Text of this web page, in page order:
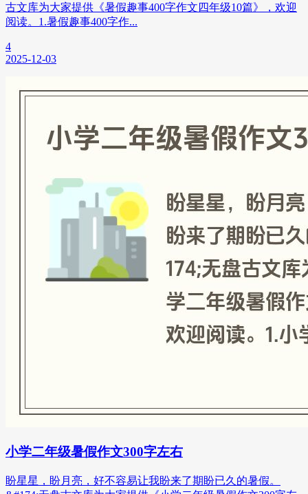
古文库为大家提供《暑假趣事400字作文四年级10篇》，欢迎
阅读。1.暑假趣事400字作...
4
2025-12-03
小学二年级暑假作文300字左右
盼星星，盼月亮，好不容易让我盼来了期盼已久的暑假。